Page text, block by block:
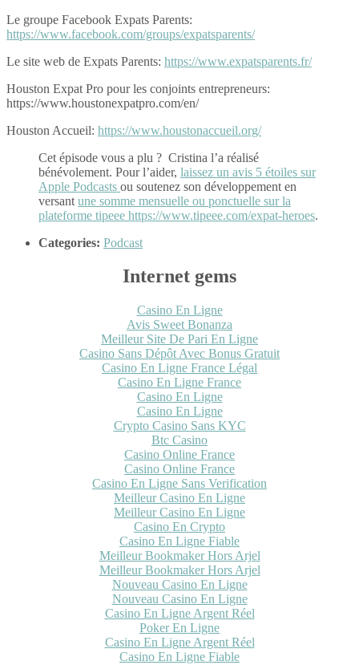
Le groupe Facebook Expats Parents:
https://www.facebook.com/groups/expatsparents/
Le site web de Expats Parents: https://www.expatsparents.fr/
Houston Expat Pro pour les conjoints entrepreneurs:
https://www.houstonexpatpro.com/en/
Houston Accueil: https://www.houstonaccueil.org/
Cet épisode vous a plu ? Cristina l’a réalisé
bénévolement. Pour l’aider, laissez un avis 5 étoiles sur
Apple Podcasts ou soutenez son développement en
versant une somme mensuelle ou ponctuelle sur la
plateforme tipeee https://www.tipeee.com/expat-heroes.
Categories: Podcast
Internet gems
Casino En Ligne
Avis Sweet Bonanza
Meilleur Site De Pari En Ligne
Casino Sans Dépôt Avec Bonus Gratuit
Casino En Ligne France Légal
Casino En Ligne France
Casino En Ligne
Casino En Ligne
Crypto Casino Sans KYC
Btc Casino
Casino Online France
Casino Online France
Casino En Ligne Sans Verification
Meilleur Casino En Ligne
Meilleur Casino En Ligne
Casino En Crypto
Casino En Ligne Fiable
Meilleur Bookmaker Hors Arjel
Meilleur Bookmaker Hors Arjel
Nouveau Casino En Ligne
Nouveau Casino En Ligne
Casino En Ligne Argent Réel
Poker En Ligne
Casino En Ligne Argent Réel
Casino En Ligne Fiable